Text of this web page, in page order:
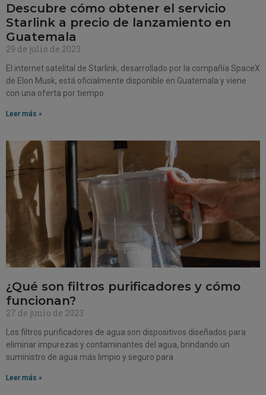
Descubre cómo obtener el servicio
Starlink a precio de lanzamiento en
Guatemala
29 de julio de 2023
El internet satelital de Starlink, desarrollado por la compañía SpaceX
de Elon Musk, está oficialmente disponible en Guatemala y viene
con una oferta por tiempo
Leer más »
¿Qué son filtros purificadores y cómo
funcionan?
27 de junio de 2023
Los filtros purificadores de agua son dispositivos diseñados para
eliminar impurezas y contaminantes del agua, brindando un
suministro de agua más limpio y seguro para
Leer más »